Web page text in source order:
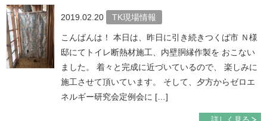
2019.02.20 TK現場情報
こんばんは！ 本日は、昨日に引き続きつくば市 Ｎ様
邸にてトイレ断熱材施工、内壁胴縁作製を おこない
ました。 着々と完成に近づいているので、 楽しみに
施工させて頂いています。 そして、夕方からゼロエ
ネルギー研究会定例会に […]